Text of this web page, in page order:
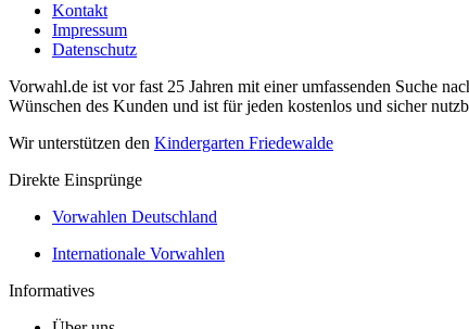
Kontakt
Impressum
Datenschutz
Vorwahl.de ist vor fast 25 Jahren mit einer umfassenden Suche
Wünschen des Kunden und ist für jeden kostenlos und sicher
Wir unterstützen den Kindergarten Friedewalde
Direkte Einsprünge
Vorwahlen Deutschland
Internationale Vorwahlen
Informatives